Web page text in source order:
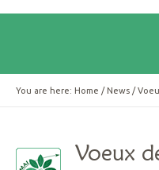
You are here: Home / News /
Voeux